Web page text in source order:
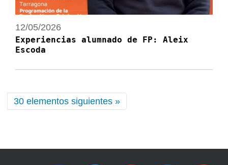
12/05/2026
Experiencias alumnado de FP: Aleix
Escoda
30 elementos siguientes »